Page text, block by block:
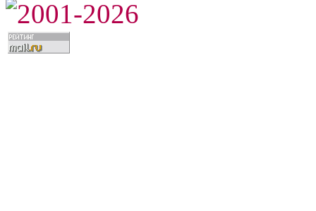
2001-2026